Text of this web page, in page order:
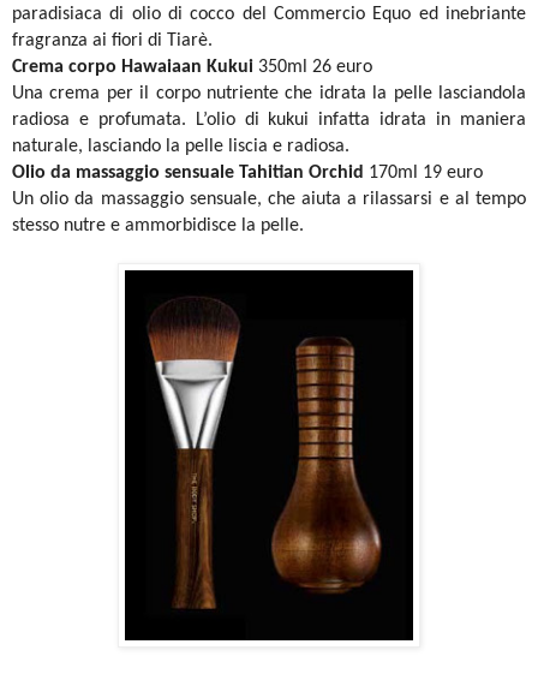
paradisiaca di olio di cocco del Commercio Equo ed inebriante
fragranza ai fiori di Tiarè.
Crema corpo Hawaiaan Kukui 350ml 26 euro
Una crema per il corpo nutriente che idrata la pelle lasciandola
radiosa e profumata. L’olio di kukui infatta idrata in maniera
naturale, lasciando la pelle liscia e radiosa.
Olio da massaggio sensuale Tahitian Orchid 170ml 19 euro
Un olio da massaggio sensuale, che aiuta a rilassarsi e al tempo
stesso nutre e ammorbidisce la pelle.